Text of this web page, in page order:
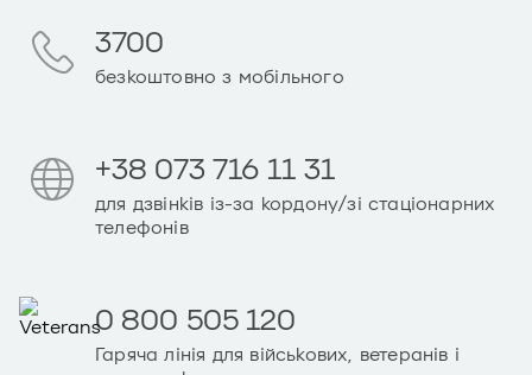
3700
безкоштовно з мобільного
+38 073 716 11 31
для дзвінків із-за кордону/зі стаціонарних
телефонів
0 800 505 120
Гаряча лінія для військових, ветеранів і